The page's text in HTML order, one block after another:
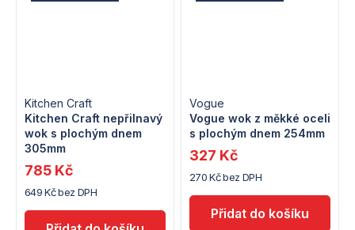
Kitchen Craft nepřilnavý
wok s plochým dnem
305mm
Kitchen Craft
649 Kč bez DPH
785 Kč
Vogue wok z měkké oceli
s plochým dnem 254mm
Vogue
270 Kč bez DPH
327 Kč